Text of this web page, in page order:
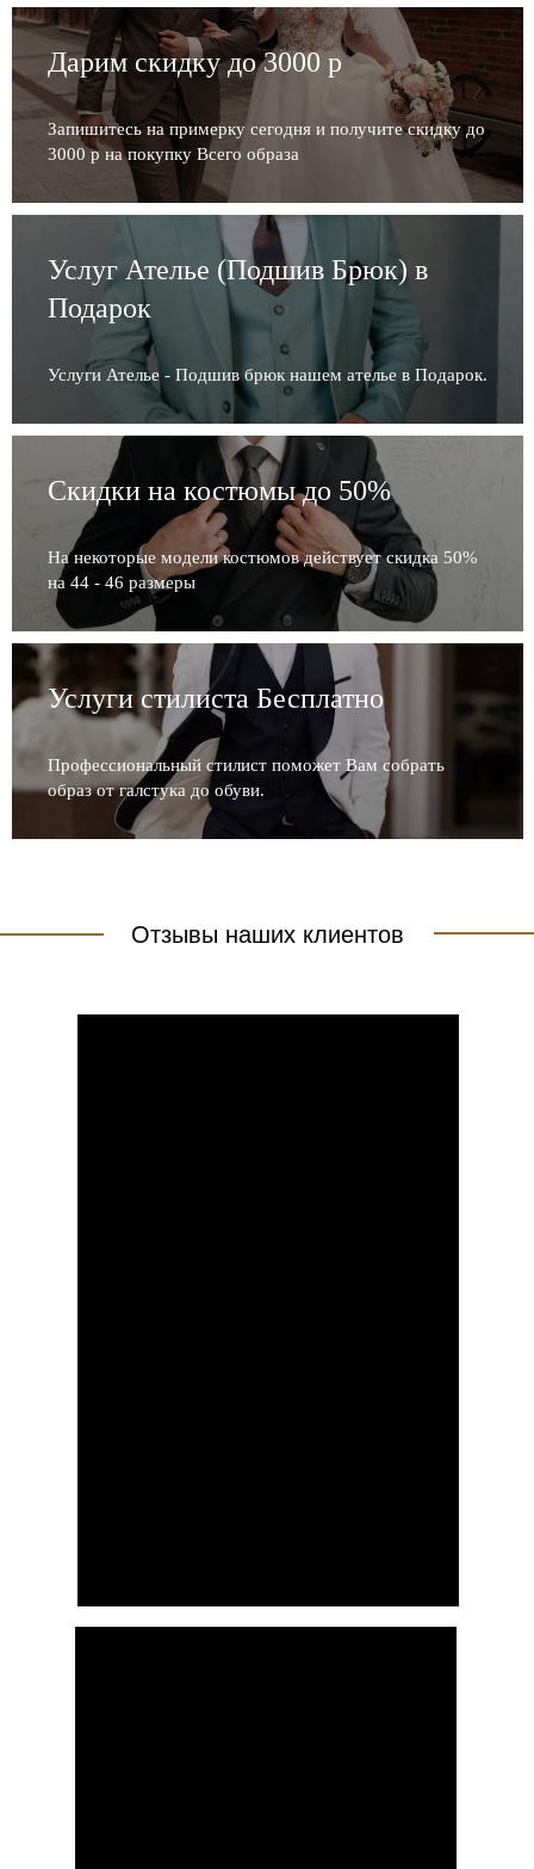
Дарим скидку до 3000 р
Запишитесь на примерку сегодня и получите скидку до
3000 р на покупку Всего образа
Услуг Ателье (Подшив Брюк) в
Подарок
Услуги Ателье - Подшив брюк нашем ателье в Подарок.
Скидки на костюмы до 50%
На некоторые модели костюмов действует скидка 50%
на 44 - 46 размеры
Услуги стилиста Бесплатно
Профессиональный стилист поможет Вам собрать
образ от галстука до обуви.
Отзывы наших клиентов